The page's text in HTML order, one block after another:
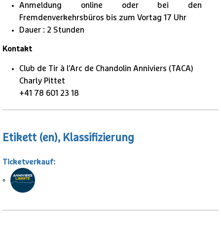
Anmeldung online oder bei den
Fremdenverkehrsbüros bis zum Vortag 17 Uhr
Dauer : 2 Stunden
Kontakt
Club de Tir à l'Arc de Chandolin Anniviers (TACA)
Charly Pittet
+41 78 601 23 18
Etikett (en), Klassifizierung
Ticketverkauf: